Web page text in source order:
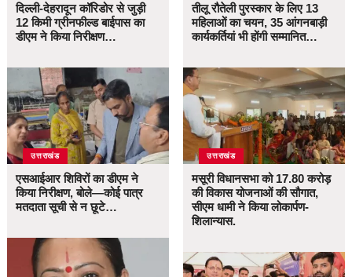
दिल्ली-देहरादून कॉरिडोर से जुड़ी
12 किमी ग्रीनफील्ड बाईपास का
डीएम ने किया निरीक्षण…
उत्तराखंड
एसआईआर शिविरों का डीएम ने
किया निरीक्षण, बोले—कोई पात्र
मतदाता सूची से न छूटे…
तीलू रौतेली पुरस्कार के लिए 13
महिलाओं का चयन, 35 आंगनबाड़ी
कार्यकर्तियां भी होंगी सम्मानित…
उत्तराखंड
मसूरी विधानसभा को 17.80 करोड़
की विकास योजनाओं की सौगात,
सीएम धामी ने किया लोकार्पण-
शिलान्यास.